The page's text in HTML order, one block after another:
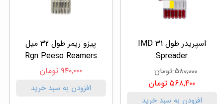
اسپریدر طول 31 IMD
Spreader
۵۸۰,۰۰۰ تومان
۵۶۸,۴۰۰ تومان
افزودن به سبد خرید
پیزو ریمر طول 32 میل
Rgn Peeso Reamers
۹۴۰,۰۰۰ تومان
افزودن به سبد خرید